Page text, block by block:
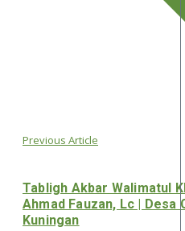
Previous Article
Tabligh Akbar Walimatul
Ahmad Fauzan, Lc | Desa
Kuningan